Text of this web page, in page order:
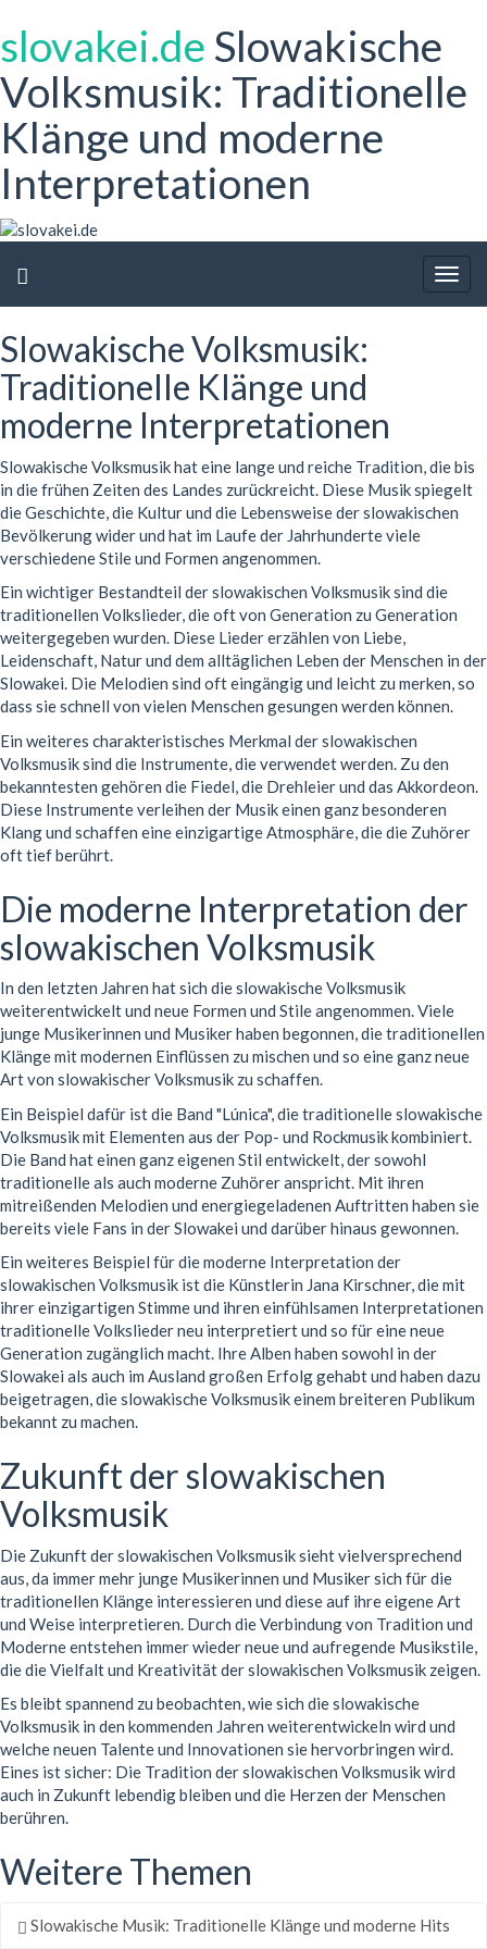
slovakei.de Slowakische
Volksmusik: Traditionelle
Klänge und moderne
Interpretationen
Slowakische Volksmusik:
Traditionelle Klänge und
moderne Interpretationen
Slowakische Volksmusik hat eine lange und reiche Tradition, die bis
in die frühen Zeiten des Landes zurückreicht. Diese Musik spiegelt
die Geschichte, die Kultur und die Lebensweise der slowakischen
Bevölkerung wider und hat im Laufe der Jahrhunderte viele
verschiedene Stile und Formen angenommen.
Ein wichtiger Bestandteil der slowakischen Volksmusik sind die
traditionellen Volkslieder, die oft von Generation zu Generation
weitergegeben wurden. Diese Lieder erzählen von Liebe,
Leidenschaft, Natur und dem alltäglichen Leben der Menschen in der
Slowakei. Die Melodien sind oft eingängig und leicht zu merken, so
dass sie schnell von vielen Menschen gesungen werden können.
Ein weiteres charakteristisches Merkmal der slowakischen
Volksmusik sind die Instrumente, die verwendet werden. Zu den
bekanntesten gehören die Fiedel, die Drehleier und das Akkordeon.
Diese Instrumente verleihen der Musik einen ganz besonderen
Klang und schaffen eine einzigartige Atmosphäre, die die Zuhörer
oft tief berührt.
Die moderne Interpretation der
slowakischen Volksmusik
In den letzten Jahren hat sich die slowakische Volksmusik
weiterentwickelt und neue Formen und Stile angenommen. Viele
junge Musikerinnen und Musiker haben begonnen, die traditionellen
Klänge mit modernen Einflüssen zu mischen und so eine ganz neue
Art von slowakischer Volksmusik zu schaffen.
Ein Beispiel dafür ist die Band "Lúnica", die traditionelle slowakische
Volksmusik mit Elementen aus der Pop- und Rockmusik kombiniert.
Die Band hat einen ganz eigenen Stil entwickelt, der sowohl
traditionelle als auch moderne Zuhörer anspricht. Mit ihren
mitreißenden Melodien und energiegeladenen Auftritten haben sie
bereits viele Fans in der Slowakei und darüber hinaus gewonnen.
Ein weiteres Beispiel für die moderne Interpretation der
slowakischen Volksmusik ist die Künstlerin Jana Kirschner, die mit
ihrer einzigartigen Stimme und ihren einfühlsamen Interpretationen
traditionelle Volkslieder neu interpretiert und so für eine neue
Generation zugänglich macht. Ihre Alben haben sowohl in der
Slowakei als auch im Ausland großen Erfolg gehabt und haben dazu
beigetragen, die slowakische Volksmusik einem breiteren Publikum
bekannt zu machen.
Zukunft der slowakischen
Volksmusik
Die Zukunft der slowakischen Volksmusik sieht vielversprechend
aus, da immer mehr junge Musikerinnen und Musiker sich für die
traditionellen Klänge interessieren und diese auf ihre eigene Art
und Weise interpretieren. Durch die Verbindung von Tradition und
Moderne entstehen immer wieder neue und aufregende Musikstile,
die die Vielfalt und Kreativität der slowakischen Volksmusik zeigen.
Es bleibt spannend zu beobachten, wie sich die slowakische
Volksmusik in den kommenden Jahren weiterentwickeln wird und
welche neuen Talente und Innovationen sie hervorbringen wird.
Eines ist sicher: Die Tradition der slowakischen Volksmusik wird
auch in Zukunft lebendig bleiben und die Herzen der Menschen
berühren.
Weitere Themen
Slowakische Musik: Traditionelle Klänge und moderne Hits